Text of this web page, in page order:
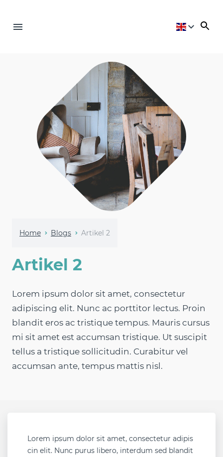
Home Blogs Artikel 2
Artikel 2
Lorem ipsum dolor sit amet, consectetur
adipiscing elit. Nunc ac porttitor lectus. Proin
blandit eros ac tristique tempus. Mauris cursus
mi sit amet est accumsan tristique. Ut suscipit
tellus a tristique sollicitudin. Curabitur vel
accumsan ante, tempus mattis nisl.
Lorem ipsum dolor sit amet, consectetur adipis
cin elit. Nunc purus libero, interdum sed blandit